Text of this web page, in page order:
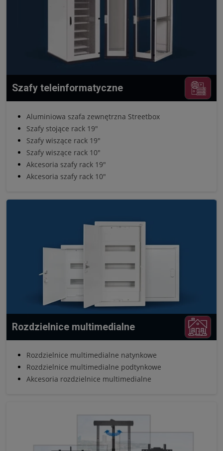
Szafy teleinformatyczne
Aluminiowa szafa zewnętrzna Streetbox
Szafy stojące rack 19"
Szafy wiszące rack 19"
Szafy wiszące rack 10"
Akcesoria szafy rack 19"
Akcesoria szafy rack 10"
Rozdzielnice multimedialne
Rozdzielnice multimedialne natynkowe
Rozdzielnice multimedialne podtynkowe
Akcesoria rozdzielnice multimedialne